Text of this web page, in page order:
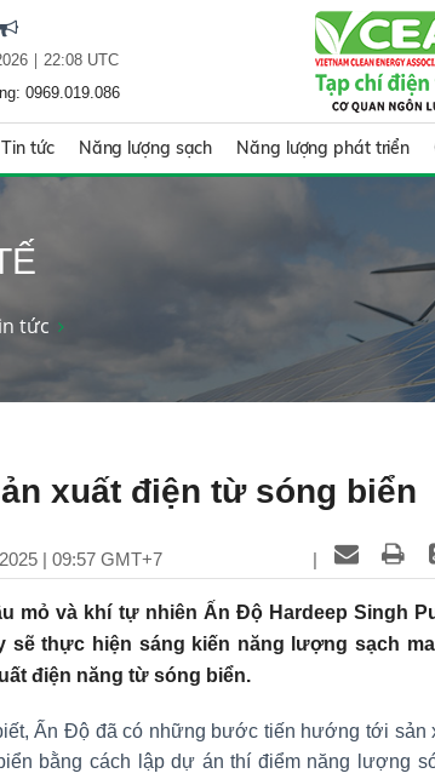
| 22:08 UTC
0969.019.086
Tin tức Năng lượng sạch Năng lượng phát triển
tức
xuất điện từ sóng biển
| 09:57 GMT+7 |
mỏ và khí tự nhiên Ấn Độ Hardeep Singh
sẽ thực hiện sáng kiến năng lượng sạch
điện năng từ sóng biển.
Ấn Độ đã có những bước tiến hướng tới sản
bằng cách lập dự án thí điểm năng lượng